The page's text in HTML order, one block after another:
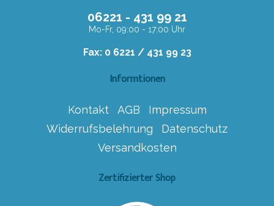
06221 - 431 99 21
Mo-Fr, 09:00 - 17:00 Uhr
Fax: 0 6221 / 431 99 23
Informtionen
Kontakt AGB
Impressum
Widerrufsbelehrung
Datenschutz
Versandkosten
Zertifizierter Shop